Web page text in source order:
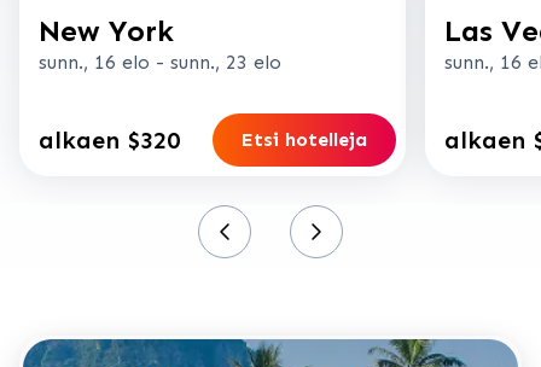
New York
sunn., 16 elo - sunn., 23 elo
alkaen $320 Etsi hotelleja
Las
sunn., 16
alkaen